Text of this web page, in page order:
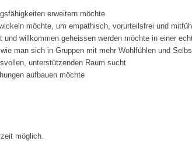
erweitern möchte
möchte, um empathisch, vorurteilsfrei und
und willkommen geheissen werden möchte in einer
man sich in Gruppen mit mehr Wohlfühlen und
unterstützenden Raum sucht
aufbauen möchte
möglich.